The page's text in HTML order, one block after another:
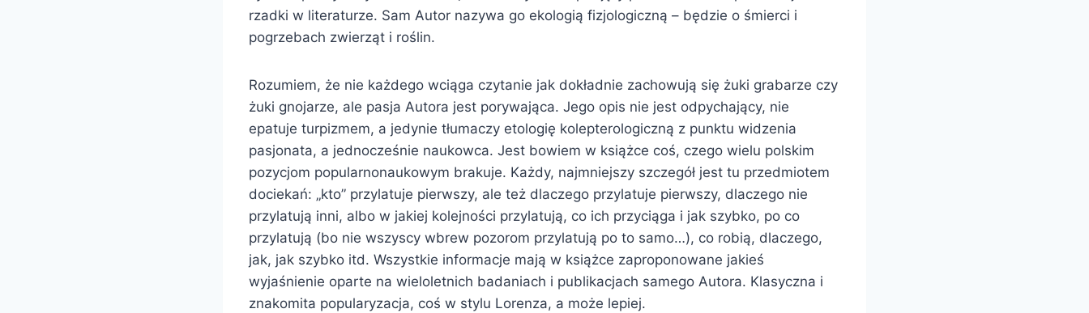
rzadki w literaturze. Sam Autor nazywa go ekologią fizjologiczną – będzie o śmierci i
pogrzebach zwierząt i roślin.
Rozumiem, że nie każdego wciąga czytanie jak dokładnie zachowują się żuki grabarze czy
żuki gnojarze, ale pasja Autora jest porywająca. Jego opis nie jest odpychający, nie
epatuje turpizmem, a jedynie tłumaczy etologię kolepterologiczną z punktu widzenia
pasjonata, a jednocześnie naukowca. Jest bowiem w książce coś, czego wielu polskim
pozycjom popularnonaukowym brakuje. Każdy, najmniejszy szczegół jest tu przedmiotem
dociekań: „kto” przylatuje pierwszy, ale też dlaczego przylatuje pierwszy, dlaczego nie
przylatują inni, albo w jakiej kolejności przylatują, co ich przyciąga i jak szybko, po co
przylatują (bo nie wszyscy wbrew pozorom przylatują po to samo…), co robią, dlaczego,
jak, jak szybko itd. Wszystkie informacje mają w książce zaproponowane jakieś
wyjaśnienie oparte na wieloletnich badaniach i publikacjach samego Autora. Klasyczna i
znakomita popularyzacja, coś w stylu Lorenza, a może lepiej.